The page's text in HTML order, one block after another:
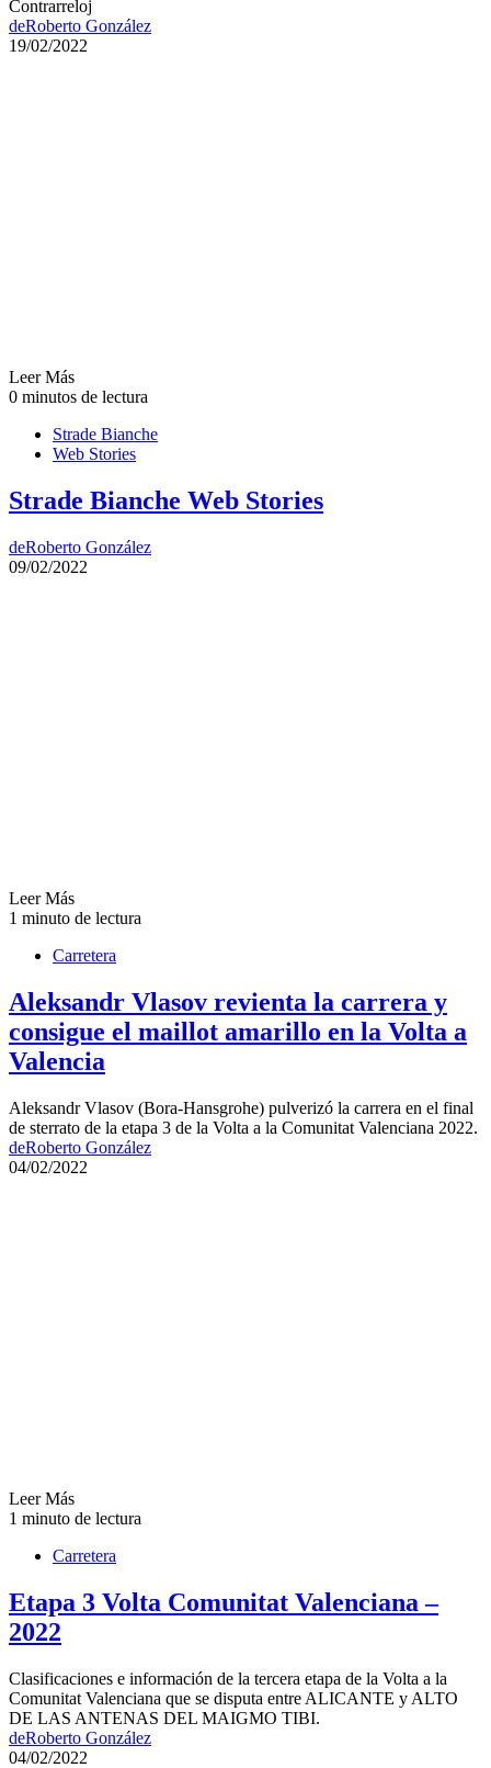
Contrarreloj
deRoberto González
19/02/2022
Leer Más
0 minutos de lectura
Strade Bianche
Web Stories
Strade Bianche Web Stories
deRoberto González
09/02/2022
Leer Más
1 minuto de lectura
Carretera
Aleksandr Vlasov revienta la carrera y
consigue el maillot amarillo en la Volta a
Valencia
Aleksandr Vlasov (Bora-Hansgrohe) pulverizó la carrera en el final
de sterrato de la etapa 3 de la Volta a la Comunitat Valenciana 2022.
deRoberto González
04/02/2022
Leer Más
1 minuto de lectura
Carretera
Etapa 3 Volta Comunitat Valenciana –
2022
Clasificaciones e información de la tercera etapa de la Volta a la
Comunitat Valenciana que se disputa entre ALICANTE y ALTO
DE LAS ANTENAS DEL MAIGMO TIBI.
deRoberto González
04/02/2022